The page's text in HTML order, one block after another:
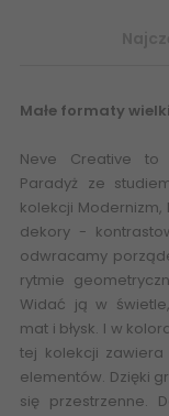
Małe formaty
Neve Creative to
Paradyż ze
kolekcji Modernizm,
dekory -
odwracamy
rytmie
Widać ją w
mat i błysk. I w
tej kolekcji
elementów. Dzięki
się przestrzenne.